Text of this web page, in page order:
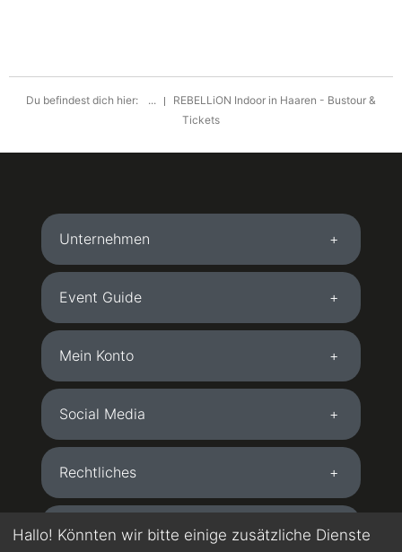
Du befindest dich hier: ...
REBELLiON Indoor in Haaren - Bustour &
Tickets
Unternehmen
Event Guide
Mein Konto
Social Media
Rechtliches
Kostenlose App
Hallo! Könnten wir bitte einige zusätzliche Dienste